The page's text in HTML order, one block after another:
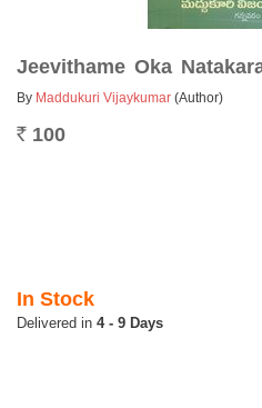
Jeevithame Oka
By Maddukuri Vijaykumar (Author)
Rs. 100
In Stock
4 - 9 Days